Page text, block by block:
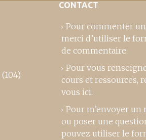
(104)
CONTACT
Pour commenter
merci d’utiliser le
de commentaire.
Pour vous
cours et ressources,
vous ici.
Pour m’envoyer un
ou poser une
pouvez utiliser le